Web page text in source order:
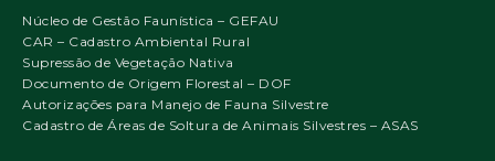
Núcleo de Gestão Faunística – GEFAU
CAR – Cadastro Ambiental Rural
Supressão de Vegetação Nativa
Documento de Origem Florestal – DOF
Autorizações para Manejo de Fauna Silvestre
Cadastro de Áreas de Soltura de Animais Silvestres – ASAS